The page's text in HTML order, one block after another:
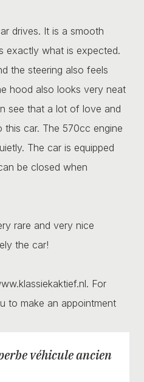
drives. It is a smooth
exactly what is expected.
the steering also feels
hood also looks very neat
see that a lot of love and
this car. The 570cc engine
The car is equipped
be closed when
rare and very nice
the car!
For
to make an appointment
véhicule ancien